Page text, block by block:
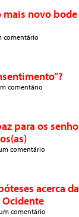
mais novo
comentário
comentário
para os
comentário
acerca
comentário